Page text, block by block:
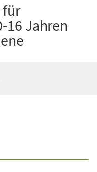
für
16 Jahren